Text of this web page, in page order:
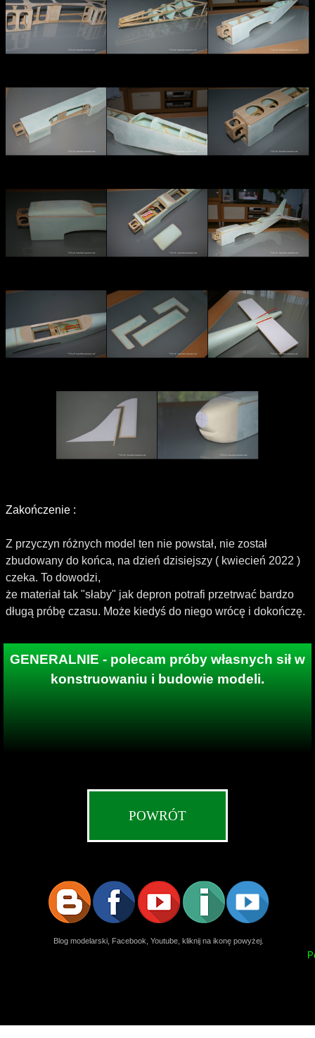
Zakończenie :
Z przyczyn różnych model ten nie powstał, nie został
zbudowany do końca, na dzień dzisiejszy ( kwiecień 2022 )
czeka. To dowodzi,
że materiał tak "słaby" jak depron potrafi przetrwać bardzo
długą próbę czasu. Może kiedyś do niego wrócę i dokończę.
GENERALNIE - polecam próby własnych sił w
konstruowaniu i budowie modeli.
POWRÓT
Blog modelarski, Facebook, Youtube, kliknij na ikonę powyżej.